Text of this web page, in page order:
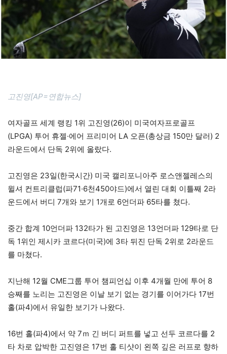
고진영[AP=연합뉴스]
여자골프 세계 랭킹 1위 고진영(26)이 미국여자프로골프
(LPGA) 투어 휴젤·에어 프리미어 LA 오픈(총상금 150만 달러) 2
라운드에서 단독 2위에 올랐다.
고진영은 23일(한국시간) 미국 캘리포니아주 로스앤젤레스의
윌셔 컨트리클럽(파71·6천450야드)에서 열린 대회 이틀째 2라
운드에서 버디 7개와 보기 1개로 6언더파 65타를 쳤다.
중간 합계 10언더파 132타가 된 고진영은 13언더파 129타로 단
독 1위인 제시카 코르다(미국)에 3타 뒤진 단독 2위로 2라운드
를 마쳤다.
지난해 12월 CME그룹 투어 챔피언십 이후 4개월 만에 투어 8
승째를 노리는 고진영은 이날 보기 없는 경기를 이어가다 17번
홀(파4)에서 유일한 보기가 나왔다.
16번 홀(파4)에서 약 7ｍ 긴 버디 퍼트를 넣고 선두 코르다를 2
타 차로 압박한 고진영은 17번 홀 티샷이 왼쪽 깊은 러프로 향하